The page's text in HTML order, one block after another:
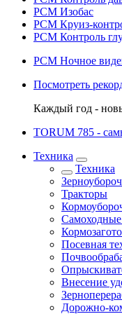
РСМ Изобас
РСМ Круиз-
РСМ Контроль
РСМ Ночное
Посмотреть
Каждый год -
TORUM 785 -
Техника
Техника
Тракторы
Самоходные
Посевная
Внесение
Дорожно-